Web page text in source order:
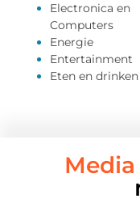
Electronica en
Computers
Energie
Entertainment
Eten en drinken
Media